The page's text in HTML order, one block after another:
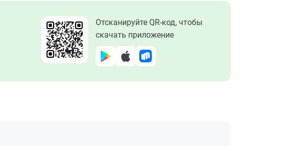
Отсканируйте QR-код, чтобы
скачать приложение